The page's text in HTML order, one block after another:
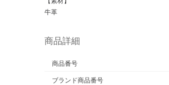
牛革
商品詳細
商品番号
ブランド商品番号